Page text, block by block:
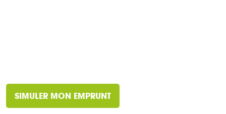
SIMULER MON EMPRUNT